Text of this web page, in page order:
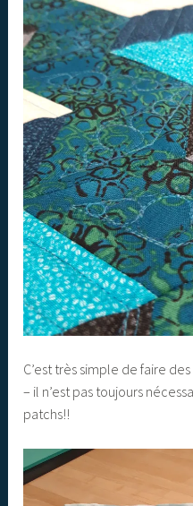
C’est très simple de faire
– il n’est pas toujours
patchs!!